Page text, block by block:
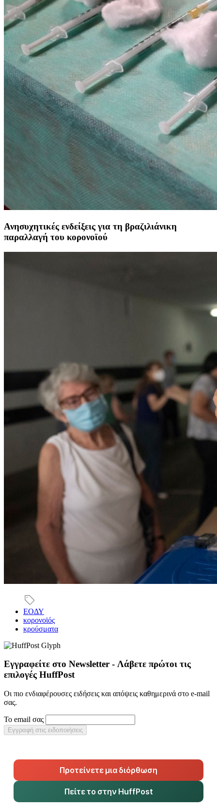
Ανησυχητικές ενδείξεις για τη βραζιλιάνικη
παραλλαγή του κορονοϊού
ΕΟΔΥ
κορονοϊός
κρούσματα
Εγγραφείτε στο Newsletter - Λάβετε πρώτοι τις
επιλογές HuffPost
Οι πιο ενδιαφέρουσες ειδήσεις και απόψεις καθημερινά στο e-mail
σας.
Το email σας
Εγγραφή στις ειδοποιήσεις
Προτείνετε μια διόρθωση
Πείτε το στην HuffPost